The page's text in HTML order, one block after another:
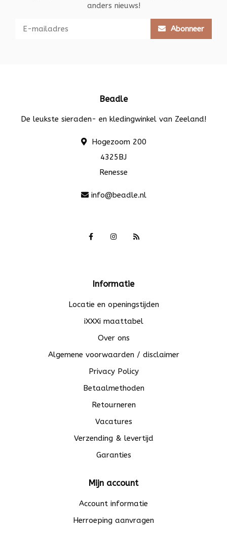
anders nieuws!
Abonneer
Beadle
De leukste sieraden- en kledingwinkel van Zeeland!
Hogezoom 200
4325BJ
Renesse
info@beadle.nl
Informatie
Locatie en openingstijden
iXXXi maattabel
Over ons
Algemene voorwaarden / disclaimer
Privacy Policy
Betaalmethoden
Retourneren
Vacatures
Verzending & levertijd
Garanties
Mijn account
Account informatie
Herroeping aanvragen